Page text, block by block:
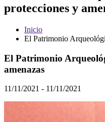
protecciones y
Inicio
El Patrimonio
El Patrimonio
amenazas
11/11/2021 - 11/11/2021